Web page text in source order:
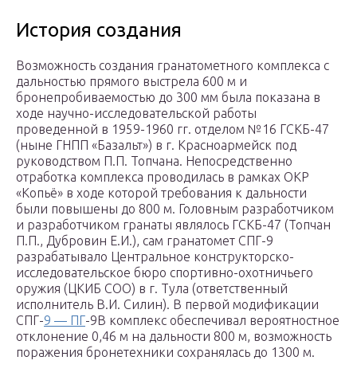
История создания
Возможность создания гранатометного комплекса с
дальностью прямого выстрела 600 м и
бронепробиваемостью до 300 мм была показана в
ходе научно-исследовательской работы
проведенной в 1959-1960 гг. отделом №16 ГСКБ-47
(ныне ГНПП «Базальт») в г. Красноармейск под
руководством П.П. Топчана. Непосредственно
отработка комплекса проводилась в рамках ОКР
«Копьё» в ходе которой требования к дальности
были повышены до 800 м. Головным разработчиком
и разработчиком гранаты являлось ГСКБ-47 (Топчан
П.П., Дубровин Е.И.), сам гранатомет СПГ-9
разрабатывало Центральное конструкторско-
исследовательское бюро спортивно-охотничьего
оружия (ЦКИБ СОО) в г. Тула (ответственный
исполнитель В.И. Силин). В первой модификации
СПГ-9 — ПГ-9В комплекс обеспечивал вероятностное
отклонение 0,46 м на дальности 800 м, возможность
поражения бронетехники сохранялась до 1300 м.